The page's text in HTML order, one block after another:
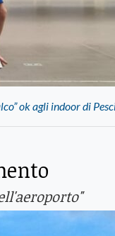
ok agli indoor di